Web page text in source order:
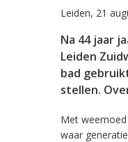
Leiden, 21
Na 44 jaar
Leiden
bad
stellen.
Met
waar